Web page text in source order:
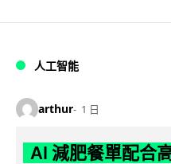
人工智能
arthur 1 日
AI 減肥餐單配合